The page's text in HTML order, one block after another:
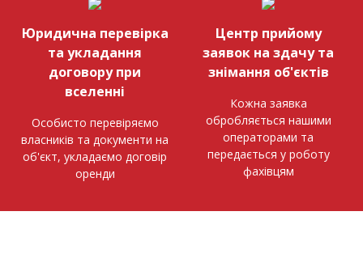
Юридична перевірка
та укладання
договору при
вселенні
Особисто перевіряємо
власників та документи на
об'єкт, укладаємо договір
оренди
Центр прийому
заявок на здачу та
знімання об'єктів
Кожна заявка
обробляється нашими
операторами та
передається у роботу
фахівцям